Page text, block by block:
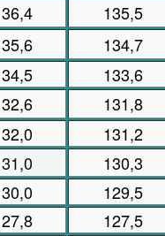
135,5
134,7
133,6
131,8
131,2
130,3
129,5
127,5